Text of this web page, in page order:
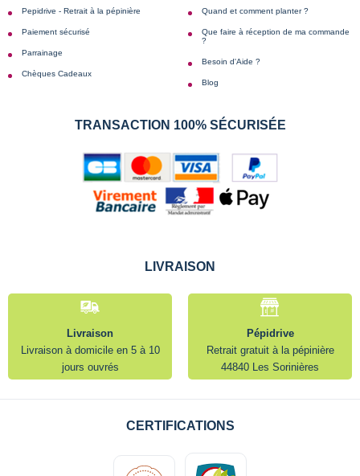
Pepidrive - Retrait à la pépinière
Paiement sécurisé
Parrainage
Chèques Cadeaux
Quand et comment planter ?
Que faire à réception de ma commande
?
Besoin d'Aide ?
Blog
TRANSACTION 100% SÉCURISÉE
LIVRAISON
Livraison
Livraison à domicile en 5 à 10
jours ouvrés
Pépidrive
Retrait gratuit à la pépinière
44840 Les Sorinières
CERTIFICATIONS